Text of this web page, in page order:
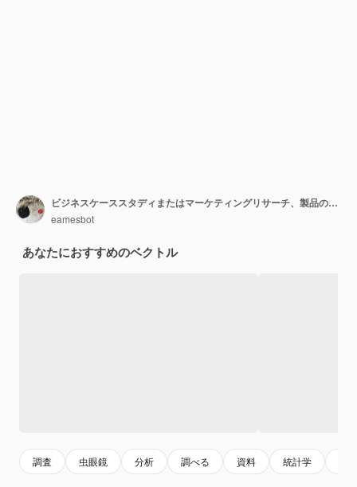
ビジネスケーススタディまたはマーケティングリサーチ、製品のプロトタイプまたは競合他社の分析、長所と短所の概念の学習または検索、スマートビジネスマンは拡大鏡を使用してフローティングキューブを分析します。
eamesbot
あなたにおすすめのベクトル
調査 虫眼鏡 分析 調べる 資料 統計学